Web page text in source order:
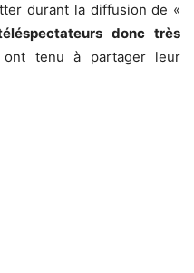
durant la diffusion de «
donc très
tenu à partager leur